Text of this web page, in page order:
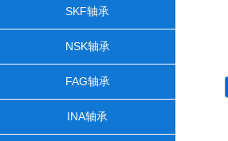
SKF轴承
NSK轴承
FAG轴承
INA轴承